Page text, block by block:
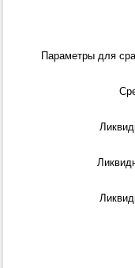
Параметры для